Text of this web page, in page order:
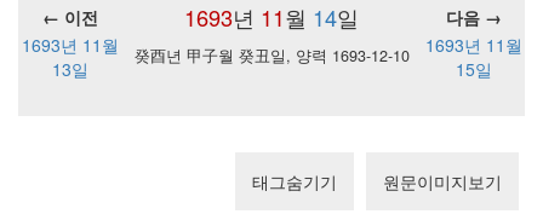
1693년 11월 14일
← 이전
다음 →
1693년 11월
13일
癸酉년 甲子월 癸丑일, 양력 1693-12-10
1693년 11월
15일
태그숨기기 원문이미지보기